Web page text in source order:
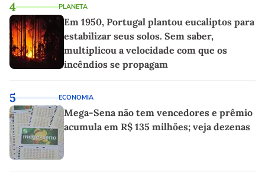
4 PLANETA
Em 1950, Portugal plantou eucaliptos para
estabilizar seus solos. Sem saber,
multiplicou a velocidade com que os
incêndios se propagam
5 ECONOMIA
Mega-Sena não tem vencedores e prêmio
acumula em R$ 135 milhões; veja dezenas